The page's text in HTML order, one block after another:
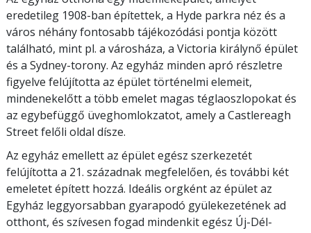
eredetileg 1908-ban építettek, a Hyde parkra néz és a
város néhány fontosabb tájékozódási pontja között
található, mint pl. a városháza, a Victoria királynő épület
és a Sydney-torony. Az egyház minden apró részletre
figyelve felújította az épület történelmi elemeit,
mindenekelőtt a több emelet magas téglaoszlopokat és
az egybefüggő üveghomlokzatot, amely a Castlereagh
Street felőli oldal dísze.
Az egyház emellett az épület egész szerkezetét
felújította a 21. századnak megfelelően, és további két
emeletet épített hozzá. Ideális orgként az épület az
Egyház leggyorsabban gyarapodó gyülekezetének ad
otthont, és szívesen fogad mindenkit egész Új-Dél-